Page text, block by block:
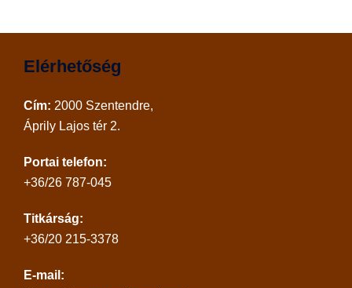
Elérhetőség
Cím: 2000 Szentendre,
Áprily Lajos tér 2.
Portai telefon:
+36/26 787-045
Titkárság:
+36/20 215-3378
E-mail: